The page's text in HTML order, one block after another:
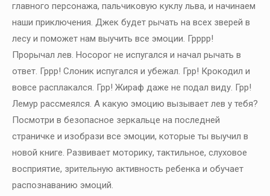
главного персонажа, пальчиковую куклу льва, и начинаем
наши приключения. Джек будет рычать на всех зверей в
лесу и поможет нам выучить все эмоции. Грррр!
Прорычал лев. Носорог не испугался и начал рычать в
ответ. Гррр! Слоник испугался и убежал. Грр! Крокодил и
вовсе расплакался. Грр! Жираф даже не подал виду. Грр!
Лемур рассмеялся. А какую эмоцию вызывает лев у тебя?
Посмотри в безопасное зеркальце на последней
страничке и изобрази все эмоции, которые ты выучил в
новой книге. Развивает моторику, тактильное, слуховое
восприятие, зрительную активность ребенка и обучает
распознаванию эмоций.